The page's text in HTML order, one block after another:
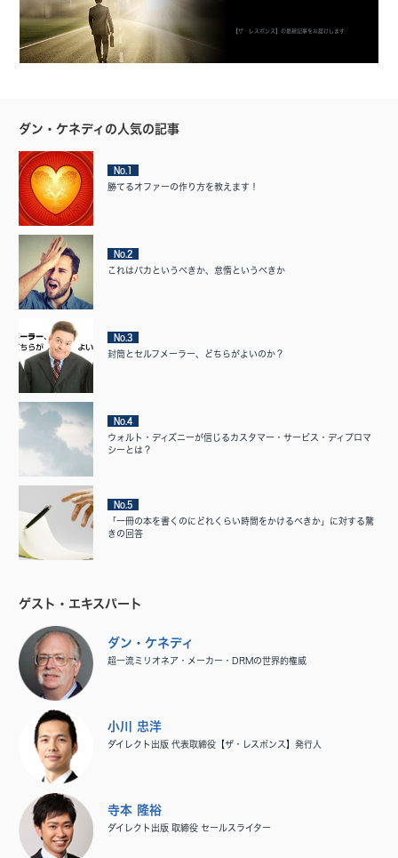
【ザ・レスポンス】の最新記事をお届けします
ダン・ケネディの人気の記事
No.1
勝てるオファーの作り方を教えます！
No.2
これはバカというべきか、怠惰というべきか
No.3
封筒とセルフメーラー、どちらがよいのか？
No.4
ウォルト・ディズニーが信じるカスタマー・サービス・ディプロマ
シーとは？
No.5
「一冊の本を書くのにどれくらい時間をかけるべきか」に対する驚
きの回答
ゲスト・エキスパート
ダン・ケネディ
超一流ミリオネア・メーカー・DRMの世界的権威
小川 忠洋
ダイレクト出版 代表取締役【ザ・レスポンス】発行人
寺本 隆裕
ダイレクト出版 取締役 セールスライター